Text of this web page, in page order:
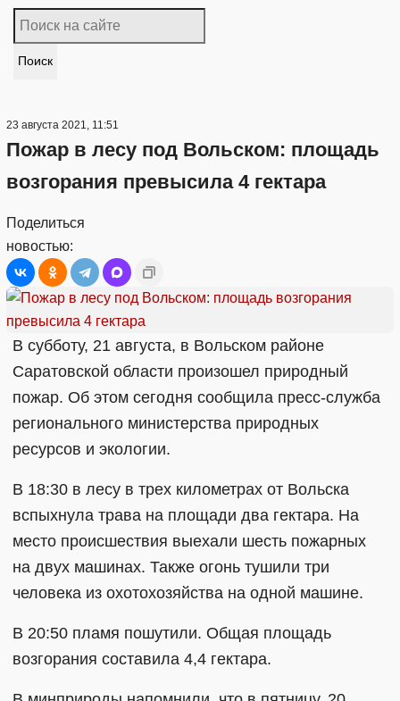
Поиск
23 августа 2021, 11:51
Пожар в лесу под Вольском: площадь
возгорания превысила 4 гектара
Поделиться
новостью:
В субботу, 21 августа, в Вольском районе
Саратовской области произошел природный
пожар. Об этом сегодня сообщила пресс-служба
регионального министерства природных
ресурсов и экологии.
В 18:30 в лесу в трех километрах от Вольска
вспыхнула трава на площади два гектара. На
место происшествия выехали шесть пожарных
на двух машинах. Также огонь тушили три
человека из охотохозяйства на одной машине.
В 20:50 пламя пошутили. Общая площадь
возгорания составила 4,4 гектара.